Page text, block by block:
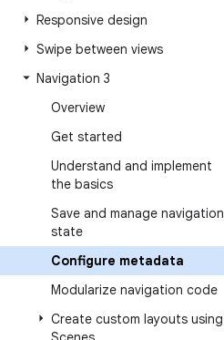
Responsive design
Swipe between views
Navigation 3
Overview
Get started
Understand and implement
the basics
Save and manage navigation
state
Configure metadata
Modularize navigation code
Create custom layouts using